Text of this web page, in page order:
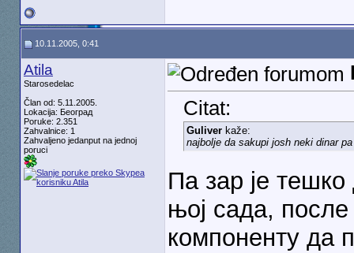
10.11.2005, 0:41
Atila
Starosedelac
Član od: 5.11.2005.
Lokacija: Београд
Poruke: 2.351
Zahvalnice: 1
Zahvaljeno jedanput na jednoj
poruci
Citat:
Guliverkaže:
najbolje da sakupi josh neki dinar
Па зар је
њој сада,
компоненту да